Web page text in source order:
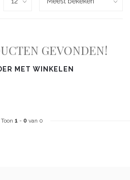
GEVONDEN!
MET WINKELEN
Toon 1 - 0 van 0